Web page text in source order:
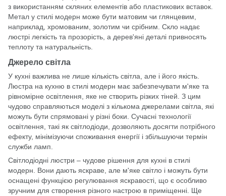
з використанням скляних елементів або пластикових вставок.
Метал у стилі модерн може бути матовим чи глянцевим,
наприклад, хромованим, золотим чи срібним. Скло надає
люстрі легкість та прозорість, а дерев'яні деталі привносять
теплоту та натуральність.
Джерело світла
У кухні важлива не лише кількість світла, але і його якість.
Люстра на кухню в стилі модерн має забезпечувати м'яке та
рівномірне освітлення, яке не створить різких тіней. З цим
чудово справляються моделі з кількома джерелами світла, які
можуть бути спрямовані у різні боки. Сучасні технології
освітлення, такі як світлодіоди, дозволяють досягти потрібного
ефекту, мінімізуючи споживання енергії і збільшуючи термін
служби ламп.
Світлодіодні люстри – чудове рішення для кухні в стилі
модерн. Вони дають яскраве, але м'яке світло і можуть бути
оснащені функцією регулювання яскравості, що є особливо
зручним для створення різного настрою в приміщенні. Ще